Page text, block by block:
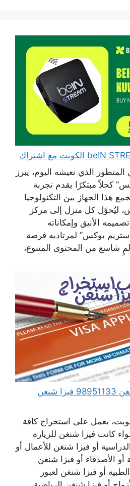
الذي تعيشه اليوم، يبرز
كحلاً مبتكرًا يقدم تجربة
هذا الجهاز بين التكنولوجيا
ليُحوّل كل منزل إلى مركز
الأنيق وإمكاناته
ستريم بوكس” لمرتاديه فرصة
شاسع من المحتوى المتنوع،
مكتب استخراج فيزا شنغن 98951133 فيزا شنغن
يعمل على استخراج كافة
كانت فيزا شنغن للزيارة
أو فيزا شنغن للأعمال أو
أو الأصدقاء أو فيزا شنغن
أو فيزا شنغن لعبور